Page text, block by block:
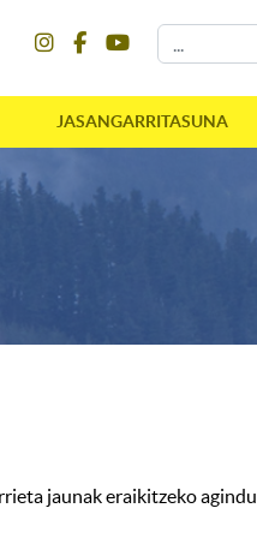
JASANGARRITASUNA
jaunak eraikitzeko